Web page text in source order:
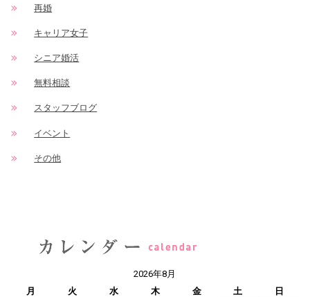
再婚
キャリア女子
シニア婚活
無料相談
スタッフブログ
イベント
その他
2026年8月
月
火 水 木 金 土
日